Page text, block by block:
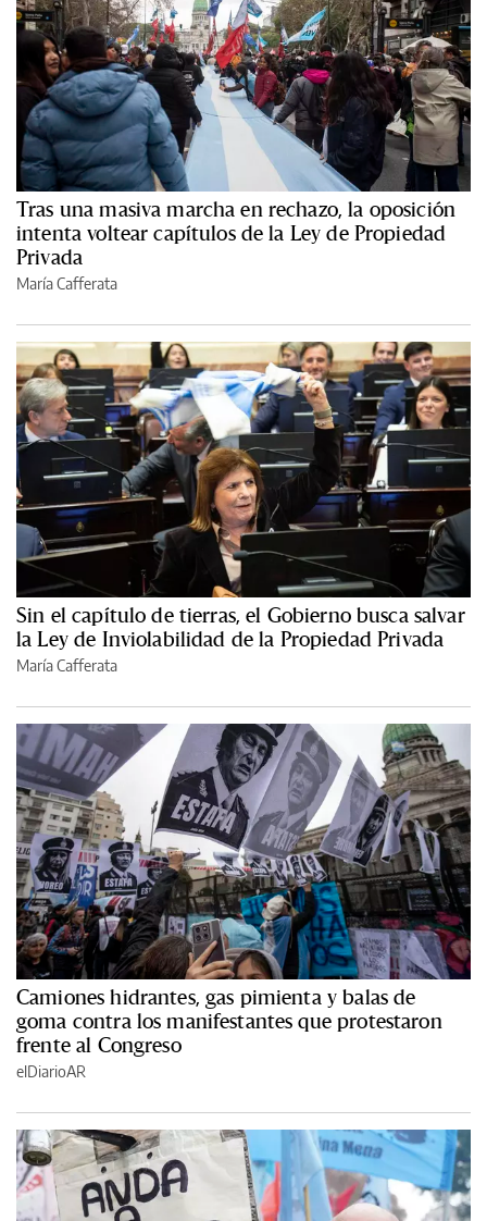
Tras una masiva marcha en rechazo, la oposición
intenta voltear capítulos de la Ley de Propiedad
Privada
María Cafferata
Sin el capítulo de tierras, el Gobierno busca salvar
la Ley de Inviolabilidad de la Propiedad Privada
María Cafferata
Camiones hidrantes, gas pimienta y balas de
goma contra los manifestantes que protestaron
frente al Congreso
elDiarioAR